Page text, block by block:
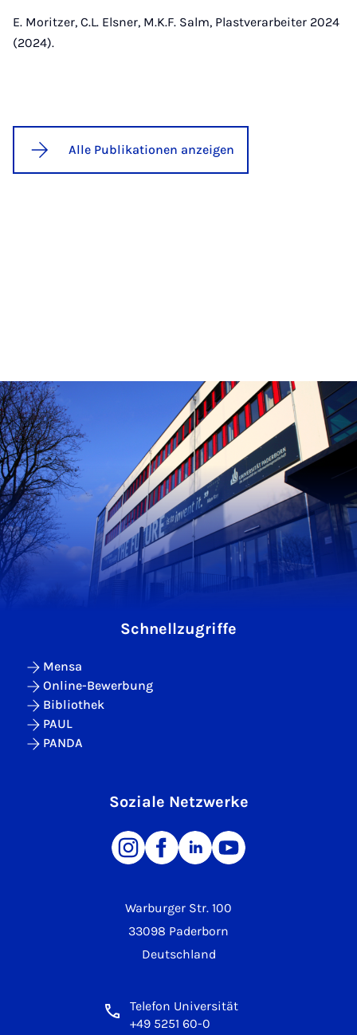
E. Moritzer, C.L. Elsner, M.K.F. Salm, Plastverarbeiter 2024
(2024).
Alle Publikationen anzeigen
Warburger Str. 100
33098 Paderborn
Deutschland
Telefon Universität
+49 5251 60-0
Schnellzugriffe
Mensa
Online-Bewerbung
Bibliothek
PAUL
PANDA
Soziale Netzwerke